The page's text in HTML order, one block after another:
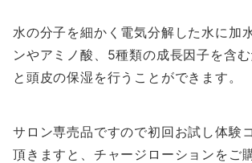
水の分子を細かく電気分解した水に加
ンやアミノ酸、5種類の成長因子を含
と頭皮の保湿を行うことができます。
サロン専売品ですので初回お試し体験
頂きますと、チャージローションをご